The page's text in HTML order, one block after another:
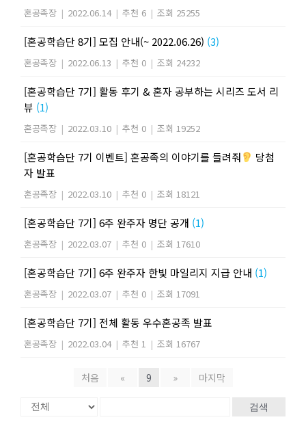
혼공족장 | 2022.06.14 | 추천 6 | 조회 25255
[혼공학습단 8기] 모집 안내(~ 2022.06.26) (3)
혼공족장 | 2022.06.13 | 추천 0 | 조회 24232
[혼공학습단 7기] 활동 후기 & 혼자 공부하는 시리즈 도서 리
뷰 (1)
혼공족장 | 2022.03.10 | 추천 0 | 조회 19252
[혼공학습단 7기 이벤트] 혼공족의 이야기를 들려줘
당첨
자 발표
혼공족장 | 2022.03.10 | 추천 0 | 조회 18121
[혼공학습단 7기] 6주 완주자 명단 공개 (1)
혼공족장 | 2022.03.07 | 추천 0 | 조회 17610
[혼공학습단 7기] 6주 완주자 한빛 마일리지 지급 안내 (1)
혼공족장 | 2022.03.07 | 추천 0 | 조회 17091
[혼공학습단 7기] 전체 활동 우수혼공족 발표
혼공족장 | 2022.03.04 | 추천 1 | 조회 16767
처음 « 9 » 마지막
검색